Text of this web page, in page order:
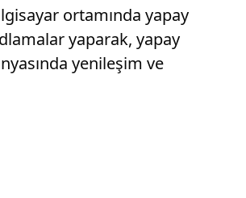
ortamında yapay
yaparak, yapay
yenileşim ve